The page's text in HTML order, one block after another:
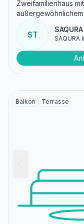
Zweifamilienhaus
ST SAQURA
Balkon Terrasse